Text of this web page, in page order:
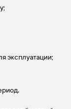
эксплуатации;